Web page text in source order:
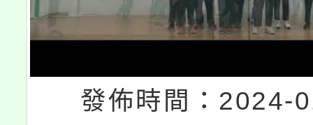
發佈時間：2024-